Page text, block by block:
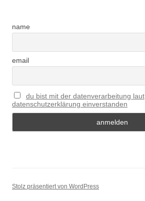
name
email
du bist mit der datenverarbeitung laut
datenschutzerklärung einverstanden
Stolz präsentiert von WordPress